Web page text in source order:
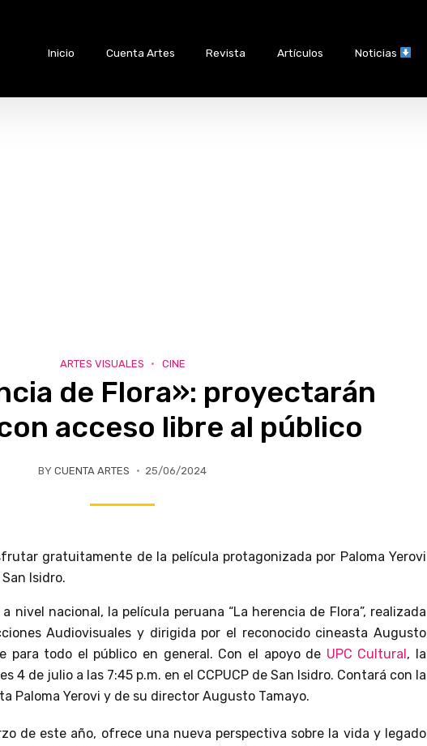
Inicio Cuenta Artes Revista Artículos Noticias
ARTES VISUALES CINE
de Flora»: proyectarán
acceso libre al público
BY CUENTA ARTES 25/06/2024
gratuitamente de la película protagonizada por Paloma Yerovi
Isidro.
nivel nacional, la película peruana “La herencia de Flora”, realizada
Audiovisuales y dirigida por el reconocido cineasta Augusto
para todo el público en general. Con el apoyo de UPC Cultural, la
4 de julio a las 7:45 p.m. en el CCPUCP de San Isidro. Contará con la
Paloma Yerovi y de su director Augusto Tamayo.
de este año, ofrece una nueva perspectiva sobre la vida y legado